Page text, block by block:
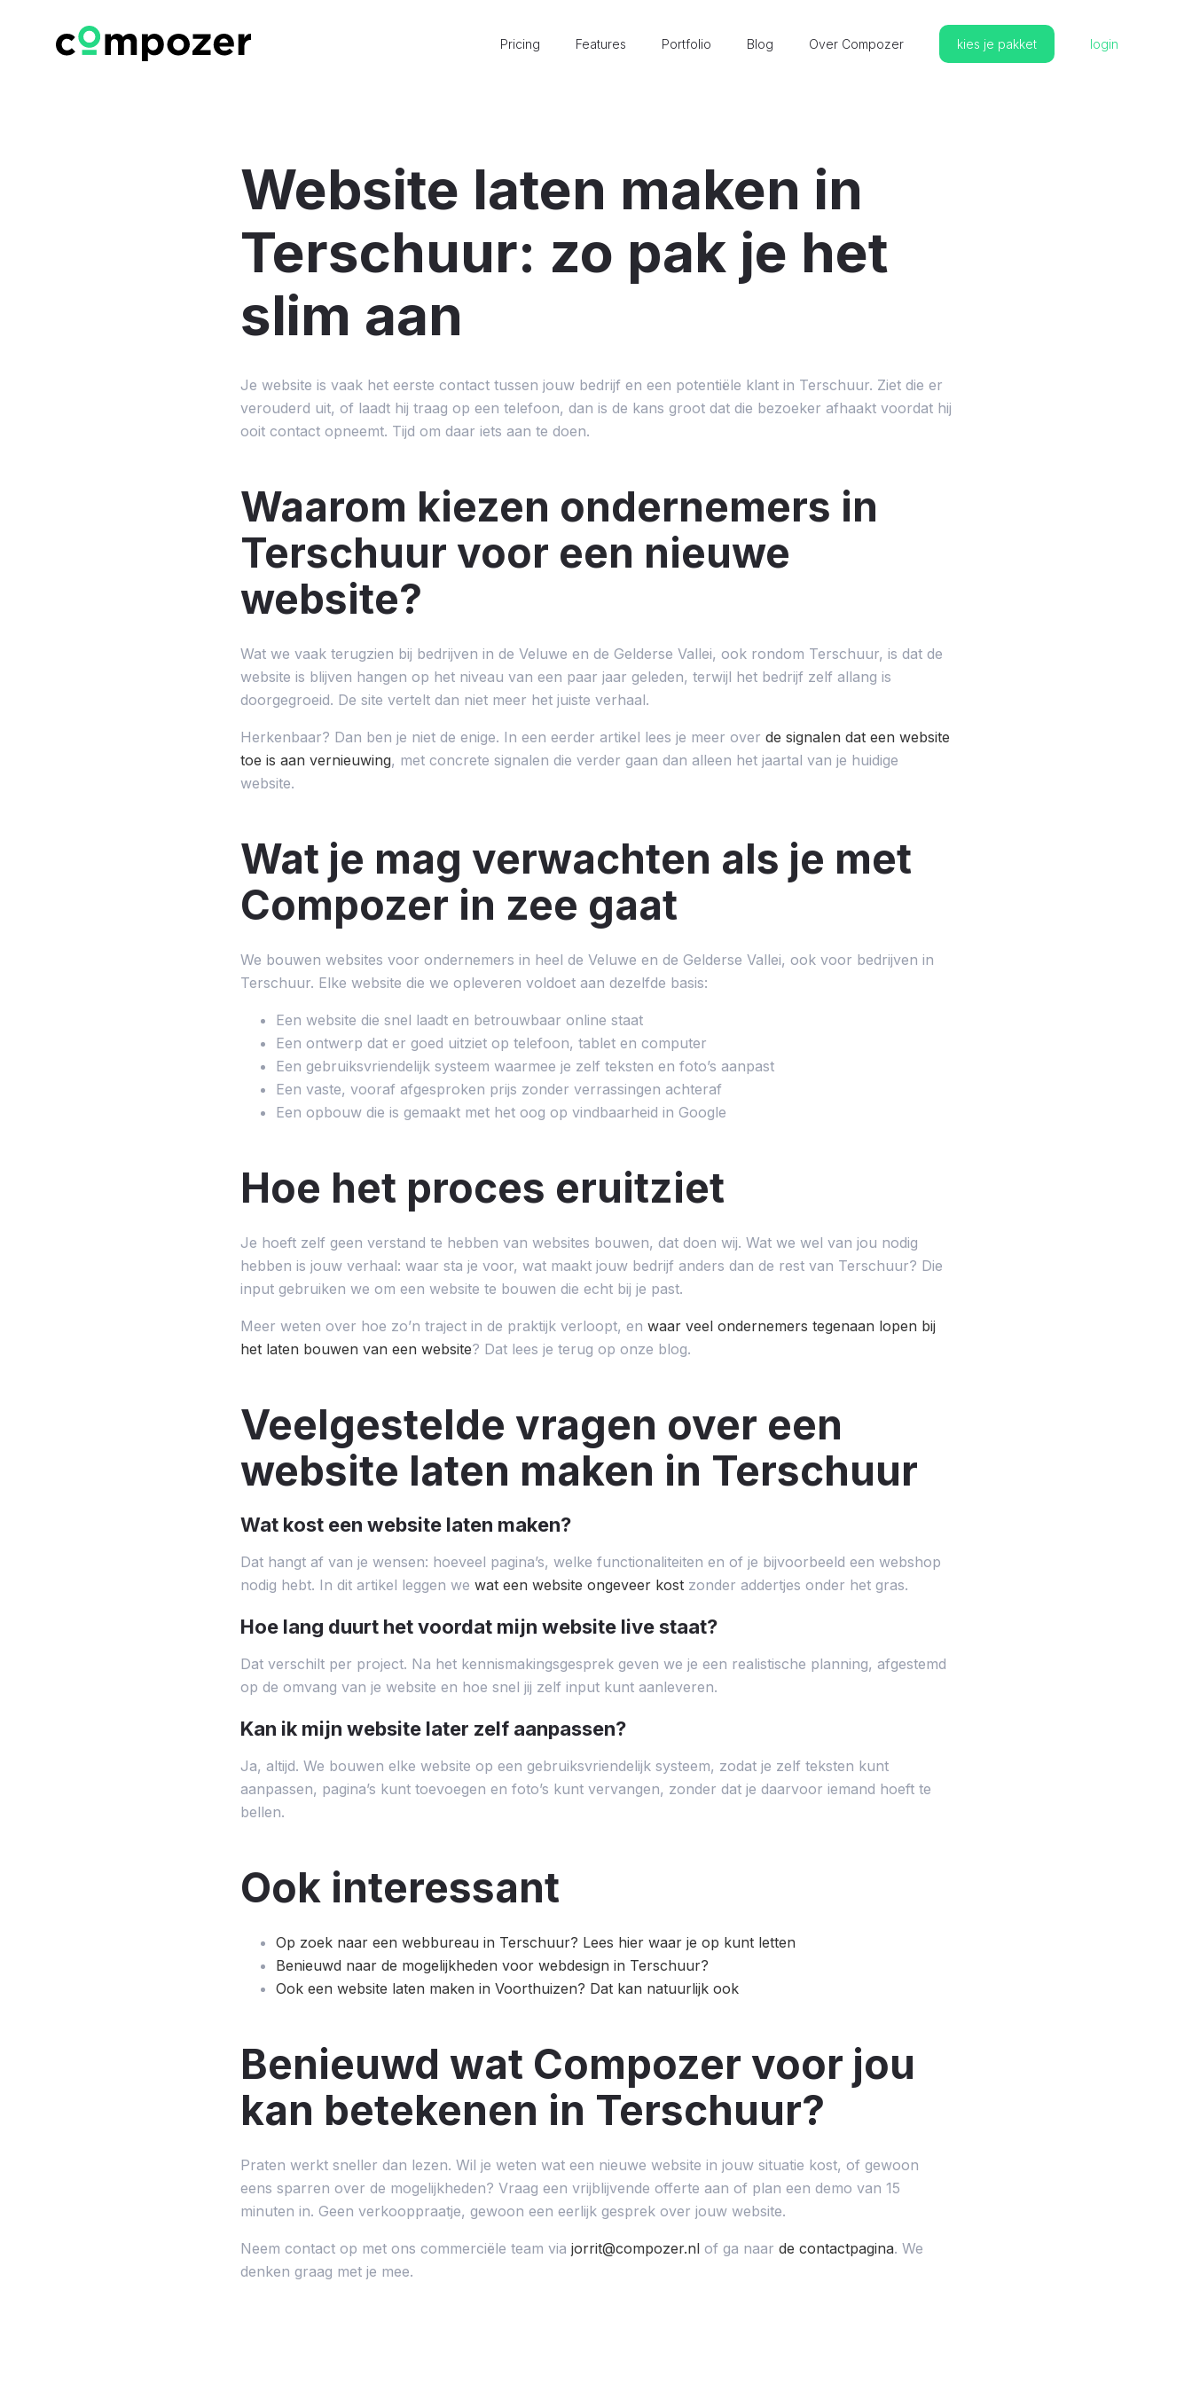
Pricing Features Portfolio Blog Over Compozer kies je pakket login
Website laten maken in
Terschuur: zo pak je het
slim aan
Je website is vaak het eerste contact tussen jouw bedrijf en een potentiële klant in Terschuur. Ziet die er
verouderd uit, of laadt hij traag op een telefoon, dan is de kans groot dat die bezoeker afhaakt voordat hij
ooit contact opneemt. Tijd om daar iets aan te doen.
Waarom kiezen ondernemers in
Terschuur voor een nieuwe
website?
Wat we vaak terugzien bij bedrijven in de Veluwe en de Gelderse Vallei, ook rondom Terschuur, is dat de
website is blijven hangen op het niveau van een paar jaar geleden, terwijl het bedrijf zelf allang is
doorgegroeid. De site vertelt dan niet meer het juiste verhaal.
Herkenbaar? Dan ben je niet de enige. In een eerder artikel lees je meer over de signalen dat een website
toe is aan vernieuwing, met concrete signalen die verder gaan dan alleen het jaartal van je huidige
website.
Wat je mag verwachten als je met
Compozer in zee gaat
We bouwen websites voor ondernemers in heel de Veluwe en de Gelderse Vallei, ook voor bedrijven in
Terschuur. Elke website die we opleveren voldoet aan dezelfde basis:
Een website die snel laadt en betrouwbaar online staat
Een ontwerp dat er goed uitziet op telefoon, tablet en computer
Een gebruiksvriendelijk systeem waarmee je zelf teksten en foto’s aanpast
Een vaste, vooraf afgesproken prijs zonder verrassingen achteraf
Een opbouw die is gemaakt met het oog op vindbaarheid in Google
Hoe het proces eruitziet
Je hoeft zelf geen verstand te hebben van websites bouwen, dat doen wij. Wat we wel van jou nodig
hebben is jouw verhaal: waar sta je voor, wat maakt jouw bedrijf anders dan de rest van Terschuur? Die
input gebruiken we om een website te bouwen die echt bij je past.
Meer weten over hoe zo’n traject in de praktijk verloopt, en waar veel ondernemers tegenaan lopen bij
het laten bouwen van een website? Dat lees je terug op onze blog.
Veelgestelde vragen over een
website laten maken in Terschuur
Wat kost een website laten maken?
Dat hangt af van je wensen: hoeveel pagina’s, welke functionaliteiten en of je bijvoorbeeld een webshop
nodig hebt. In dit artikel leggen we wat een website ongeveer kost zonder addertjes onder het gras.
Hoe lang duurt het voordat mijn website live staat?
Dat verschilt per project. Na het kennismakingsgesprek geven we je een realistische planning, afgestemd
op de omvang van je website en hoe snel jij zelf input kunt aanleveren.
Kan ik mijn website later zelf aanpassen?
Ja, altijd. We bouwen elke website op een gebruiksvriendelijk systeem, zodat je zelf teksten kunt
aanpassen, pagina’s kunt toevoegen en foto’s kunt vervangen, zonder dat je daarvoor iemand hoeft te
bellen.
Ook interessant
Op zoek naar een webbureau in Terschuur? Lees hier waar je op kunt letten
Benieuwd naar de mogelijkheden voor webdesign in Terschuur?
Ook een website laten maken in Voorthuizen? Dat kan natuurlijk ook
Benieuwd wat Compozer voor jou
kan betekenen in Terschuur?
Praten werkt sneller dan lezen. Wil je weten wat een nieuwe website in jouw situatie kost, of gewoon
eens sparren over de mogelijkheden? Vraag een vrijblijvende offerte aan of plan een demo van 15
minuten in. Geen verkooppraatje, gewoon een eerlijk gesprek over jouw website.
Neem contact op met ons commerciële team via jorrit@compozer.nl of ga naar de contactpagina. We
denken graag met je mee.